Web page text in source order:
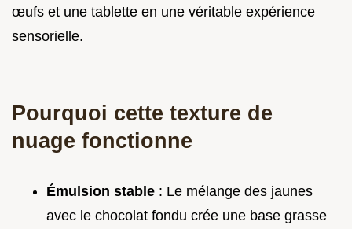
œufs et une tablette en une véritable expérience
sensorielle.
Pourquoi cette texture de
nuage fonctionne
Émulsion stable : Le mélange des jaunes
avec le chocolat fondu crée une base grasse